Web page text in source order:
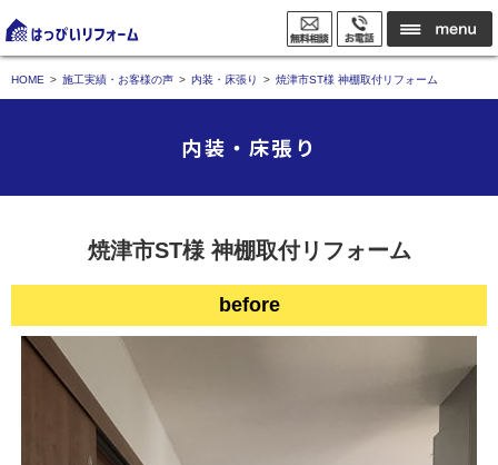
HOME 施工実績・お客様の声 内装・床張り 焼津市ST様 神棚取付リフォーム
内装・床張り
焼津市ST様 神棚取付リフォーム
before